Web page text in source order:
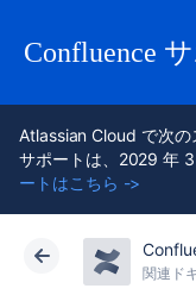
Confluence
Atlassian Cloud で次
サポートは、2029 年
ートはこちら ->
関連ド
アトラシアン